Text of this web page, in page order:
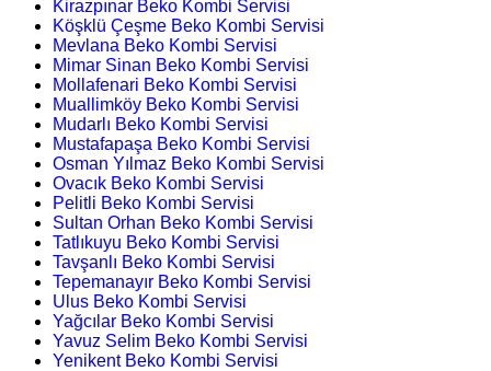
Kirazpınar Beko Kombi Servisi
Köşklü Çeşme Beko Kombi Servisi
Mevlana Beko Kombi Servisi
Mimar Sinan Beko Kombi Servisi
Mollafenari Beko Kombi Servisi
Muallimköy Beko Kombi Servisi
Mudarlı Beko Kombi Servisi
Mustafapaşa Beko Kombi Servisi
Osman Yılmaz Beko Kombi Servisi
Ovacık Beko Kombi Servisi
Pelitli Beko Kombi Servisi
Sultan Orhan Beko Kombi Servisi
Tatlıkuyu Beko Kombi Servisi
Tavşanlı Beko Kombi Servisi
Tepemanayır Beko Kombi Servisi
Ulus Beko Kombi Servisi
Yağcılar Beko Kombi Servisi
Yavuz Selim Beko Kombi Servisi
Yenikent Beko Kombi Servisi